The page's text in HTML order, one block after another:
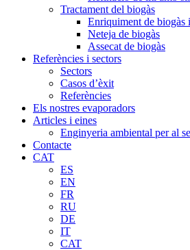
Tractament del biogàs
Enriquiment de biogàs
Neteja de biogàs
Assecat de biogàs
Referències i sectors
Sectors
Casos d’èxit
Referències
Els nostres evaporadors
Articles i eines
Enginyeria ambiental per al
Contacte
CAT
ES
EN
FR
RU
DE
IT
CAT